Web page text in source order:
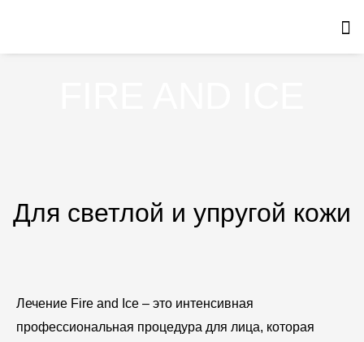
содержимому
Для светлой и упругой кожи
Лечение Fire and Ice – это интенсивная
профессиональная процедура для лица, которая